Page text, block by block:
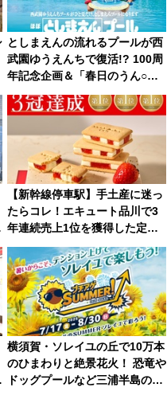
としまえんの流れるプールが西
武園ゆうえんちで復活!? 100周
年記念企画＆「春日のうん○ス
ライダー」に注目 2026年夏は
所沢へ遊びに行こう
【新幹線停車駅】手土産に迷っ
たらコレ！エキュート品川で3
年連続売上1位を獲得した定番
手土産スイーツとは？
横須賀・ソレイユの丘で10万本
のひまわりと絶景花火！ 恐竜や
ドッグプールなど三浦半島の日